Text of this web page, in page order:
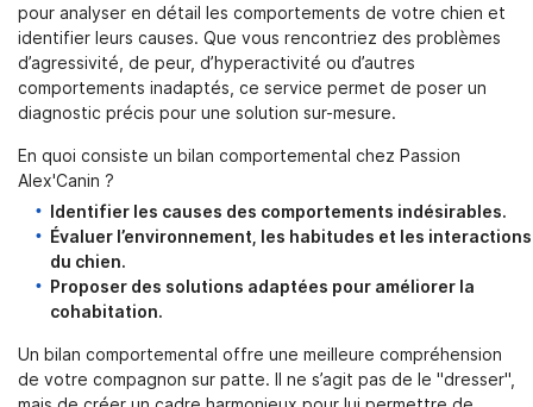
pour analyser en détail les comportements de votre chien et
identifier leurs causes. Que vous rencontriez des problèmes
d’agressivité, de peur, d’hyperactivité ou d’autres
comportements inadaptés, ce service permet de poser un
diagnostic précis pour une solution sur-mesure.
En quoi consiste un bilan comportemental chez Passion
Alex'Canin ?
Identifier les causes des comportements indésirables.
Évaluer l’environnement, les habitudes et les interactions
du chien.
Proposer des solutions adaptées pour améliorer la
cohabitation.
Un bilan comportemental offre une meilleure compréhension
de votre compagnon sur patte. Il ne s’agit pas de le "dresser",